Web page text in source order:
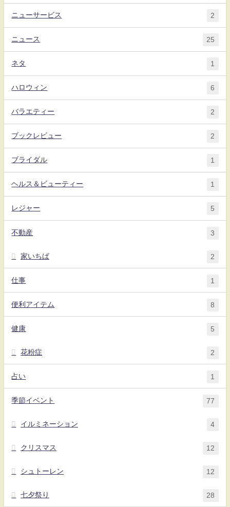
ニューサービス 2
ニュース 25
ネタ 1
ハロウィン 6
バラエティー 2
ブックレビュー 2
ブライダル 1
ヘルス＆ビューティー 1
レジャー 5
不動産 3
家いちば 2
仕事 1
便利アイテム 8
健康 5
花粉症 2
占い 1
季節イベント 77
イルミネーション 4
クリスマス 12
シュトーレン 12
七夕祭り 28